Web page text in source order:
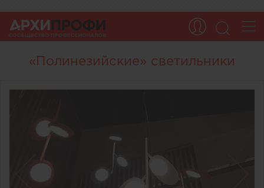
«Полинезийские» светильники